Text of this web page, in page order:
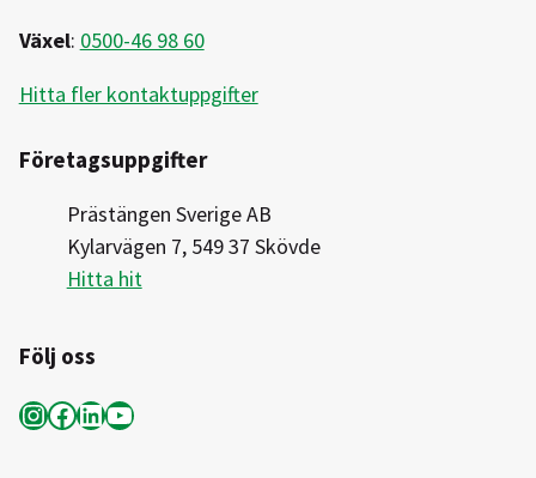
Växel: 0500-46 98 60
Hitta fler kontaktuppgifter
Företagsuppgifter
Prästängen Sverige AB
Kylarvägen 7, 549 37 Skövde
Hitta hit
Följ oss
InstagramFacebook LinkedIn YouTube